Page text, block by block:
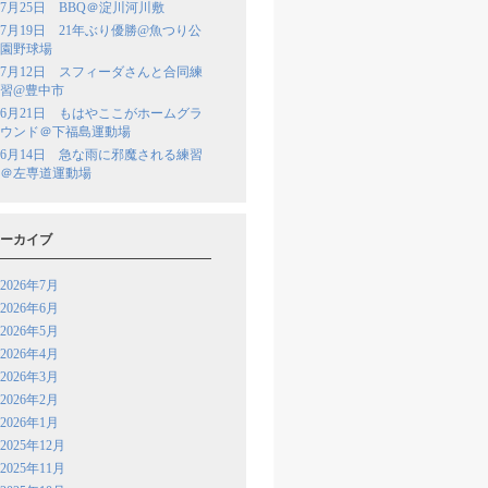
7月25日 BBQ＠淀川河川敷
7月19日 21年ぶり優勝@魚つり公
園野球場
7月12日 スフィーダさんと合同練
習@豊中市
6月21日 もはやここがホームグラ
ウンド＠下福島運動場
6月14日 急な雨に邪魔される練習
＠左専道運動場
カイブ
2026年7月
2026年6月
2026年5月
2026年4月
2026年3月
2026年2月
2026年1月
2025年12月
2025年11月